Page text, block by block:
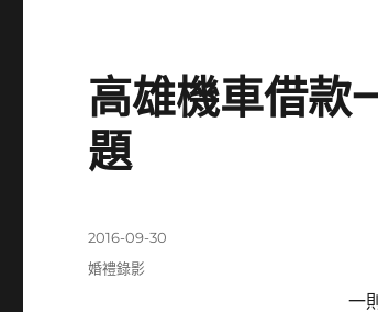
高雄機車借款
題
一
發
佈
2016-09-30
分
婚禮錄影